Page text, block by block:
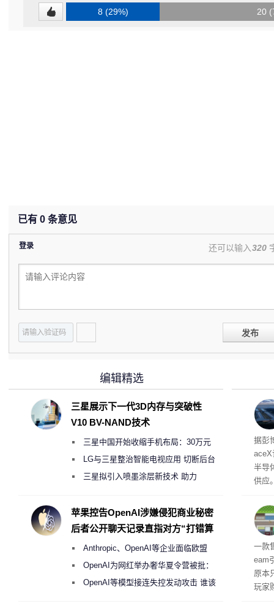
8 (29%) 20
已有 0 条意见
登录 还可以输入320
发布
电
据彭
aceX
半导
供应
开
取“
的
全
一款
eam
原本
玩家
编辑精选
三星展示下一代3D内存与突破性
V10 BV-NAND技术
三星中国开始收缩手机布局：30万元
月销售额不达标门店 将被逐步清退
LG与三星整治智能电视应用 切断后台
偷偷共享带宽的违规行为
三星拟引入喷墨涂层新技术 助力
度
苹果控告OpenAI涉嫌侵犯商业秘密
后者公开聊天记录直指对方“打错算
Anthropic、OpenAI等企业面临欧盟
《人工智能法案》全新执法权限审查
OpenAI为网红举办奢华夏令营被批：
2000美元一晚 遭讽“反乌托邦”
OpenAI等模型接连失控发动攻击 谁该